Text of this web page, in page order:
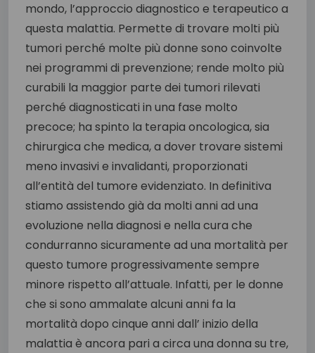
mondo, l’approccio diagnostico e terapeutico a
questa malattia. Permette di trovare molti più
tumori perché molte più donne sono coinvolte
nei programmi di prevenzione; rende molto più
curabili la maggior parte dei tumori rilevati
perché diagnosticati in una fase molto
precoce; ha spinto la terapia oncologica, sia
chirurgica che medica, a dover trovare sistemi
meno invasivi e invalidanti, proporzionati
all’entità del tumore evidenziato. In definitiva
stiamo assistendo già da molti anni ad una
evoluzione nella diagnosi e nella cura che
condurranno sicuramente ad una mortalità per
questo tumore progressivamente sempre
minore rispetto all’attuale. Infatti, per le donne
che si sono ammalate alcuni anni fa la
mortalità dopo cinque anni dall’ inizio della
malattia è ancora pari a circa una donna su tre,